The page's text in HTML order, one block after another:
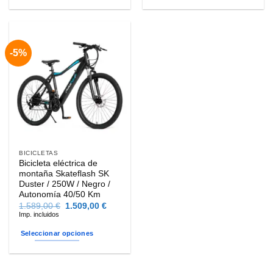
múltiples
variantes.
Las
opciones
se
pueden
elegir
página
de
producto
-5%
BICICLETAS
Bicicleta eléctrica de
montaña Skateflash SK
Duster / 250W / Negro /
Autonomía 40/50 Km
1.589,00€ El
precio
era:
1.589,00 €.
1.509,00€El
Imp. incluidos
Seleccionar opciones